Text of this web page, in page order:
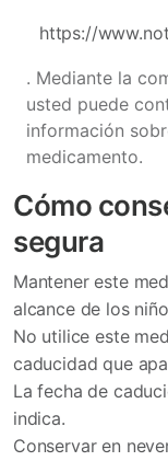
https://
. Mediante la
usted puede
información
medicamento.
Cómo
segura
Mantener este
alcance de los
No utilice este
caducidad que
La fecha de
indica.
Conservar en